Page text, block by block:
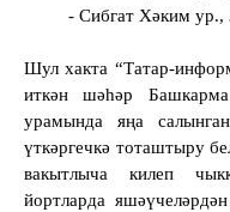
- Сибгат Хәким ур.,
Шул хакта “Татар-
иткән шәһәр
урамында яңа
үткәргечкә тоташтыру
вакытлыча килеп
йортларда